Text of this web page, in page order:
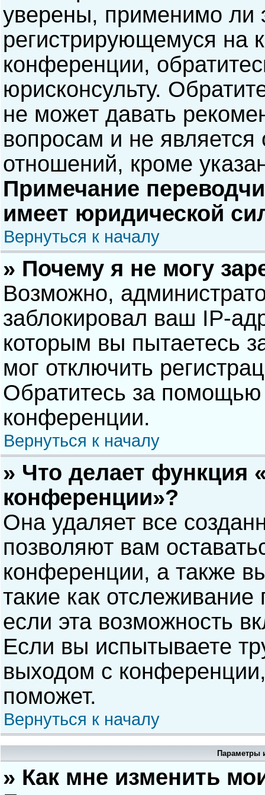
уверены, применимо ли
регистрирующемуся на
конференции,
юрисконсульту.
не может давать
вопросам и не
отношений, кроме
Примечание
имеет юридической
Вернуться к началу
» Почему я не могу
Возможно,
заблокировал ваш IP-
которым вы пытаетесь
мог отключить
Обратитесь за помощью
конференции.
Вернуться к началу
» Что делает функция
конференции»?
Она удаляет все
позволяют вам
конференции, а также
такие как
если эта возможность
Если вы испытываете
выходом с
поможет.
Вернуться к началу
Параметры
» Как мне изменить